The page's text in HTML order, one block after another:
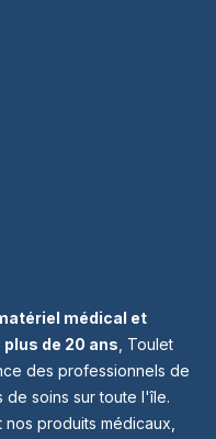
médical et
de 20 ans , Toulet
des professionnels de
de soins sur toute l'île.
produits médicaux,